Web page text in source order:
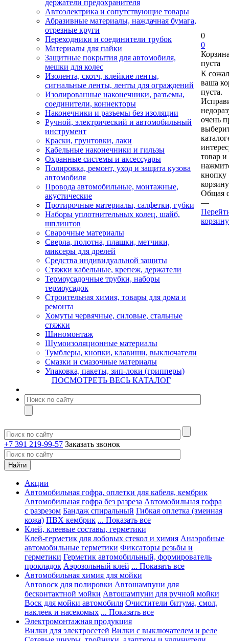
держатели предохранителя
Автоэлектрика и сопутствующие товары
Абразивные материалы, наждачная бумага,
отрезные круги
Переходники и соединители трубок
Материалы для пайки
Защитные покрытия для автомобиля,
мешки для колес
Изолента, скотч, клейкие ленты,
сигнальные ленты, ленты для ограждений
Изолированные наконечники, разъемы,
соединители, коннекторы
Наконечники и разъемы без изоляции
Ручной, электрический и автомобильный
инструмент
Краски, грунтовки, лаки
Кабельные наконечники и гильзы
Охранные системы и аксессуары
Полировка, ремонт, уход и защита кузова
автомобиля
Провода автомобильные, монтажные,
акустические
Протирочные материалы, салфетки, губки
Наборы уплотнительных колец, шайб,
шплинтов
Сварочные материалы
Сверла, полотна, плашки, метчики,
миксеры для дрелей
Средства индивидуальной защиты
Стяжки кабельные, крепеж, держатели
Термоусадочные трубки, наборы
термоусадок
Строительная химия, товары для дома и
ремонта
Хомуты червячные, силовые, стальные
стяжки
Шиномонтаж
Шумоизоляционные материалы
Тумблеры, кнопки, клавиши, выключатели
Смазки и смазочные материалы
Упаковка, пакеты, зип-локи (грипперы)
ПОСМОТРЕТЬ ВЕСЬ КАТАЛОГ
+7 391 219-99-57 Заказать звонок
0
0
пуста
К
ваша
пуста.
очень
товар и
кнопку
Общая
—
корзину
Акции
Автомобильная гофра, оплетки для кабеля, кембрик
Автомобильная гофра без разреза Автомобильная гофра
с разрезом Бандаж спиральный Гибкая оплетка (змеиная
кожа) ПВХ кембрик ... Показать все
Клей, клеевые составы, герметики
Клей-герметик для лобовых стекол и химия Анаэробные
автомобильные герметики Фиксаторы резьбы и
герметики Герметик автомобильный, формирователь
прокладок Аэрозольный клей ... Показать все
Автомобильная химия для мойки
Автовоск для полировки Автошампуни для
бесконтактной мойки Автошампуни для ручной мойки
Воск для мойки автомобиля Очистители битума, смол,
наклеек и насекомых ... Показать все
Электромонтажная продукция
Вилки для электросетей Вилки с выключателем и реле